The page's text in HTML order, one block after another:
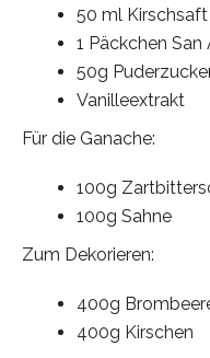
50 ml Kirschsaft
1 Päckchen San
50g
Vanilleextrakt
Für die Ganache:
100g
100g Sahne
Zum Dekorieren:
400g
400g Kirschen